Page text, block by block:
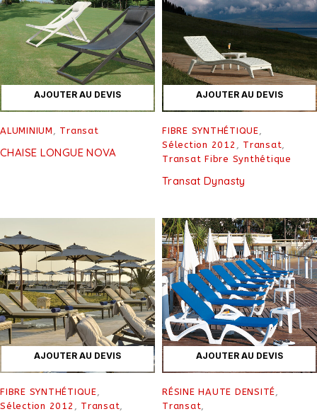
AJOUTER AU DEVIS
ALUMINIUM , Transat
CHAISE LONGUE NOVA
AJOUTER AU DEVIS
FIBRE SYNTHÉTIQUE,
Sélection 2012 , Transat,
Transat Fibre Synthétique
Transat Dynasty
AJOUTER AU DEVIS
FIBRE SYNTHÉTIQUE,
Sélection 2012 , Transat,
AJOUTER AU DEVIS
RÉSINE HAUTE DENSITÉ,
Transat,